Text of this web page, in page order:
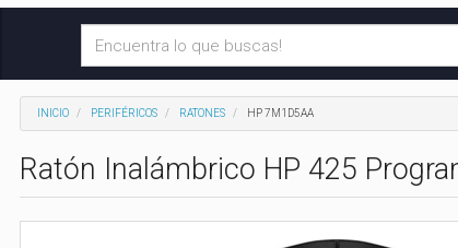
INICIO PERIFÉRICOS RATONES HP 7M1D5AA
Ratón Inalámbrico HP 425